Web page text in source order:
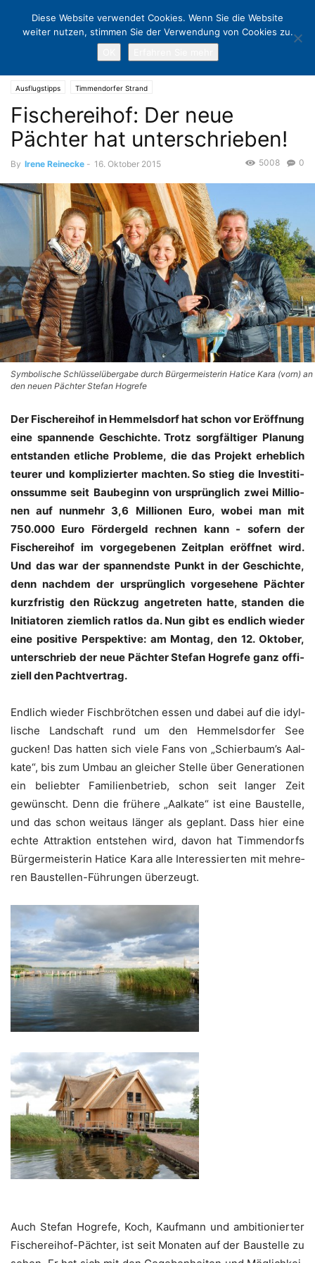
Ausflugstipps Timmendorfer Strand
Fischereihof: Der neue
Pächter hat unterschrieben!
By Irene Reinecke - 16. Oktober 2015 0
5008
Symbolische Schlüsselübergabe durch Bürgermeisterin Hatice Kara (vorn) an
den neuen Pächter Stefan Hogrefe
Der Fische­rei­hof in Hem­mels­dorf hat schon vor Eröff­nung
eine span­nen­de Geschich­te. Trotz sorg­fäl­ti­ger Pla­nung
ent­stan­den etli­che Pro­ble­me, die das Pro­jekt erheb­lich
teu­rer und kom­pli­zier­ter mach­ten. So stieg die Inves­ti­ti­
ons­sum­me seit Bau­be­ginn von ursprüng­lich zwei Mil­lio­
nen auf nun­mehr 3,6 Mil­lio­nen Euro, wobei man mit
750.000 Euro För­der­geld rech­nen kann - sofern der
Fische­rei­hof im vor­ge­ge­be­nen Zeit­plan eröff­net wird.
Und das war der span­nends­te Punkt in der Geschich­te,
denn nach­dem der ursprüng­lich vor­ge­se­he­ne Päch­ter
kurz­fris­tig den Rück­zug ange­tre­ten hat­te, stan­den die
Initia­to­ren ziem­lich rat­los da. Nun gibt es end­lich wie­der
eine posi­ti­ve Per­spek­ti­ve: am Mon­tag, den 12. Okto­ber,
unter­schrieb der neue Päch­ter Ste­fan Hog­re­fe ganz offi­
zi­ell den Pachtvertrag.
End­lich wie­der Fisch­bröt­chen essen und dabei auf die idyl­
li­sche Land­schaft rund um den Hem­mels­dor­fer See
gucken! Das hat­ten sich vie­le Fans von „Schierbaum’s Aal­
ka­te“, bis zum Umbau an glei­cher Stel­le über Gene­ra­tio­nen
ein belieb­ter Fami­li­en­be­trieb, schon seit lan­ger Zeit
gewünscht. Denn die frü­he­re „Aal­ka­te“ ist eine Bau­stel­le,
und das schon weit­aus län­ger als geplant. Dass hier eine
ech­te Attrak­ti­on ent­ste­hen wird, davon hat Tim­men­dorfs
Bür­ger­meis­te­rin Hati­ce Kara alle Inter­es­sier­ten mit meh­re­
ren Bau­stel­len-Füh­run­gen überzeugt.
Auch Ste­fan Hog­re­fe, Koch, Kauf­mann und ambi­tio­nier­ter
Fische­rei­hof-Päch­ter, ist seit Mona­ten auf der Bau­stel­le zu
Diese Website verwendet Cookies. Wenn Sie die Website
weiter nutzen, stimmen Sie der Verwendung von Cookies zu.